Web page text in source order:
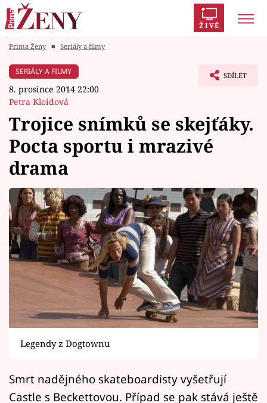
ŽIVĚ
Módní alarm
Témata
Celebrity
Vztahy
Seriály
Horoskopy
Sledujte prima+
Filmový festival Karlovy Vary
Mámy sobě
Prima Ženy ■ Seriály a filmy
SERIÁLY A FILMY
8. prosince 2014 22:00
Petra Kloidová
SDÍLET
Trojice snímků se skejťáky.
Pocta sportu i mrazivé
drama
Legendy z Dogtownu
Smrt nadějného skateboardisty vyšetřují
Castle s Beckettovou. Případ se pak stává ještě